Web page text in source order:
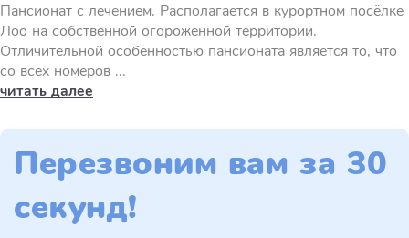
Пансионат с лечением. Располагается в курортном посёлке
Лоо на собственной огороженной территории.
Отличительной особенностью пансионата является то, что
со всех номеров ...
читать далее
Перезвоним вам за 30
секунд!